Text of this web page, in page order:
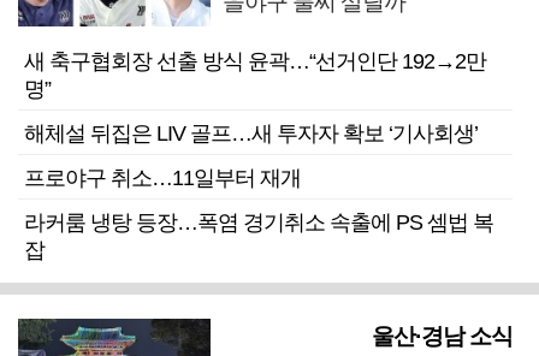
새 축구협회장 선출 방식 윤곽…“선거인단 192→2만
명”
해체설 뒤집은 LIV 골프…새 투자자 확보 ‘기사회생’
프로야구 취소…11일부터 재개
라커룸 냉탕 등장…폭염 경기취소 속출에 PS 셈법 복
잡
울산·경남 소식